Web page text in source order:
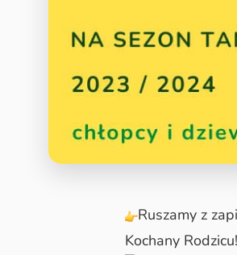
Ruszamy z
Kochany Rodzicu!